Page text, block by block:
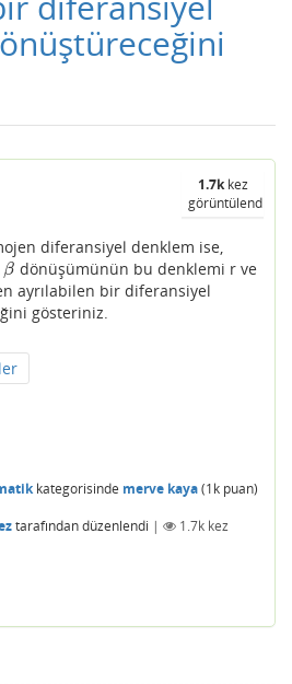
1.7kkez
görüntülendi
diferansiyel denklem ise,
β dönüşümünün bu denklemi r ve
ayrı­labilen bir diferansiyel
gösteriniz.
kategorisinde merve kaya(1k puan)
tarafındandüzenlendi | 1.7k kez